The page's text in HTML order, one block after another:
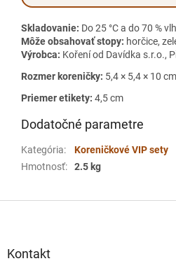
Skladovanie: Do 25 °C a do 70 %
Môže obsahovať stopy: horčice,
Výrobca: Koření od Davídka s.r.o.,
Rozmer koreničky: 5,4 × 5,4 × 10 cm
Priemer etikety: 4,5 cm
Dodatočné parametre
Kategória:
Koreničkové VIP sety
Hmotnosť: 2.5 kg
Kontakt